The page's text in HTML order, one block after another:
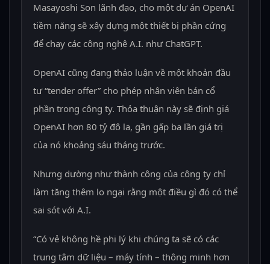
Masayoshi Son lãnh đạo, cho một dự án OpenAI
tiềm năng sẽ xây dựng một thiết bị phần cứng
để chạy các công nghệ A.I. như ChatGPT.
OpenAI cũng đang thảo luận về một khoản đầu
tư “tender offer” cho phép nhân viên bán cổ
phần trong công ty. Thỏa thuận này sẽ định giá
OpenAI hơn 80 tỷ đô la, gần gấp ba lần giá trị
của nó khoảng sáu tháng trước.
Nhưng dường như thành công của công ty chỉ
làm tăng thêm lo ngại rằng một điều gì đó có thể
sai sót với A.I.
“Có vẻ không hề phi lý khi chúng ta sẽ có các
trung tâm dữ liệu – máy tính – thông minh hơn